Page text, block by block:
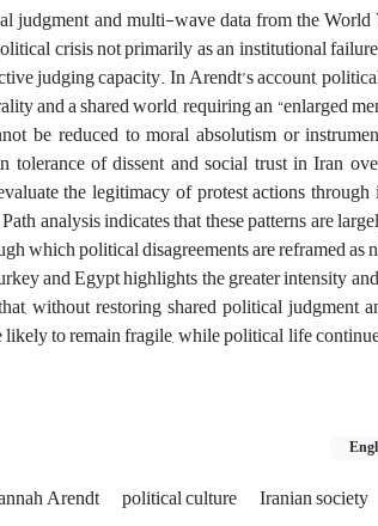
judgment and multi-wave data from the World
crisis not primarily as an institutional
judging capacity. In Arendt’s account,
and a shared world, requiring an “enlarged
be reduced to moral absolutism or
of dissent and social trust in Iran
the legitimacy of protest actions
analysis indicates that these patterns are
which political disagreements are reframed
and Egypt highlights the greater intensity
without restoring shared political judgment
to remain fragile, while political life
Arendt political culture Iranian society